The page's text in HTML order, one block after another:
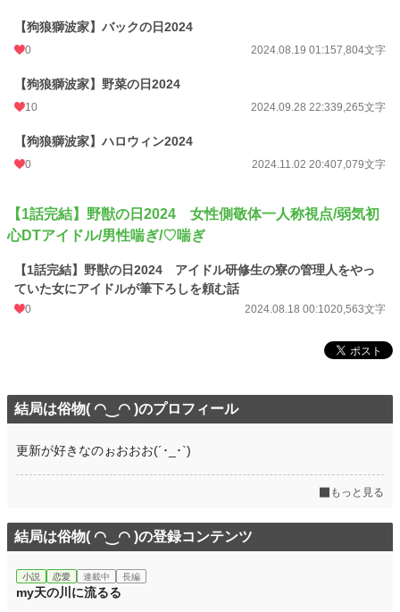
【狗狼獅波家】バックの日2024
0 2024.08.19 01:157,804文字
【狗狼獅波家】野菜の日2024
10 2024.09.28 22:339,265文字
【狗狼獅波家】ハロウィン2024
0 2024.11.02 20:407,079文字
【1話完結】野獣の日2024 女性側敬体一人称視点/弱気初
心DTアイドル/男性喘ぎ/♡喘ぎ
【1話完結】野獣の日2024 アイドル研修生の寮の管理人をやっ
ていた女にアイドルが筆下ろしを頼む話
0 2024.08.18 00:1020,563文字
結局は俗物( ◠‿◠ )のプロフィール
更新が好きなのぉおおお(´･_･`)
もっと見る
結局は俗物( ◠‿◠ )の登録コンテンツ
小説 恋愛 連載中 長編
my天の川に流るる